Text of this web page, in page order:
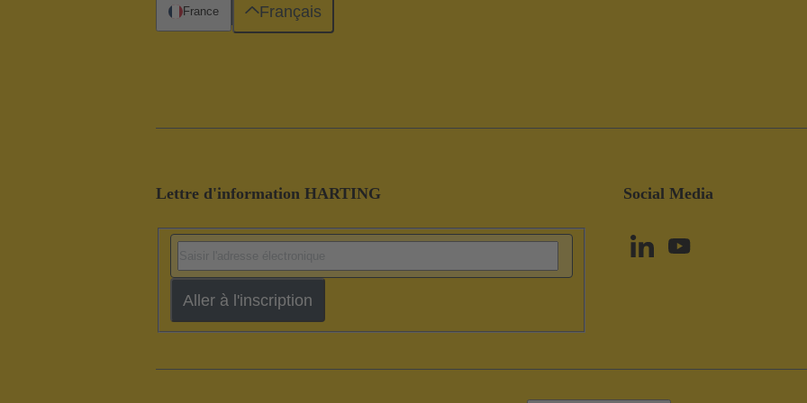
Lettre d'information HARTING
Aller à l'inscription
Social Media
France Français